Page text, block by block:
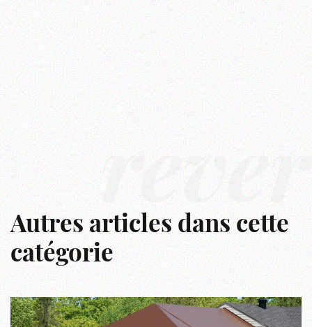
rêver
Autres articles dans cette
catégorie